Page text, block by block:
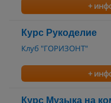
+
Курс Рукоделие
Клуб "ГОРИЗОНТ"
+
Курс Музыка на